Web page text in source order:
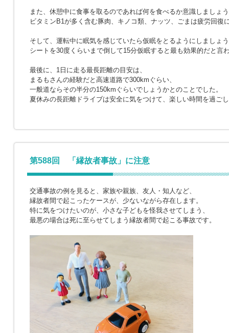
また、休憩中に食事を取るのであれば何を食べるか意識しましょ
ビタミンB1が多く含む豚肉、キノコ類、ナッツ、ごまは疲労回復
そして、運転中に眠気を感じていたら仮眠をとるようにしましょ
シートを30度くらいまで倒して15分仮眠すると最も効果的だと言
最後に、1日に走る最長距離の目安は、
まるもさんの経験だと高速道路で300kmぐらい、
一般道ならその半分の150kmぐらいでしょうかとのことでした。
夏休みの長距離ドライブは安全に気をつけて、楽しい時間を過ご
第588回 「縁故者事故」に注意
交通事故の例を見ると、家族や親族、友人・知人など、
縁故者間で起こったケースが、少ないながら存在します。
特に気をつけたいのが、小さな子どもを怪我させてしまう、
最悪の場合は死に至らせてしまう縁故者間で起こる事故です。